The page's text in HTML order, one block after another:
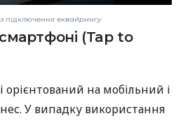
підключення еквайрингу
(Tap to
орієнтований на мобільний і
У випадку використання